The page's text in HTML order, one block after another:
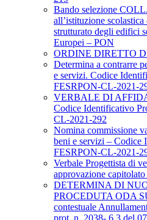
Bando selezione
all’istituzione
strutturato degli edifici
Europei – PON
ORDINE DIRETTO
Determina a contrarre
e servizi. Codice
FESRPON-CL-2021-
VERBALE DI
Codice Identificativo
CL-2021-292
Nomina commissione
beni e servizi – Codice
FESRPON-CL-2021-
Verbale Progettista di
approvazione
DETERMINA DI
PROCEDUTA ODA
contestuale